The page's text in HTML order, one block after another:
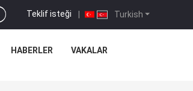
Turkish
Teklif isteği |
HABERLER VAKALAR